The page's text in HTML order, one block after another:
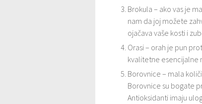
Brokula – ako vas je
nam da joj možete
ojačava vaše kosti i
Orasi – orah je pun
kvalitetne esencijalne
Borovnice – mala
Borovnice su bogate
Antioksidanti imaju